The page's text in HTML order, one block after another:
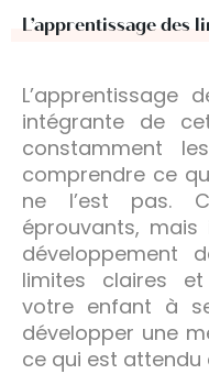
L’apprentissage des
L’apprentissage
intégrante de
constamment
comprendre ce
ne l’est pas.
éprouvants,
développement
limites claires
votre enfant à
développer une
ce qui est attendu